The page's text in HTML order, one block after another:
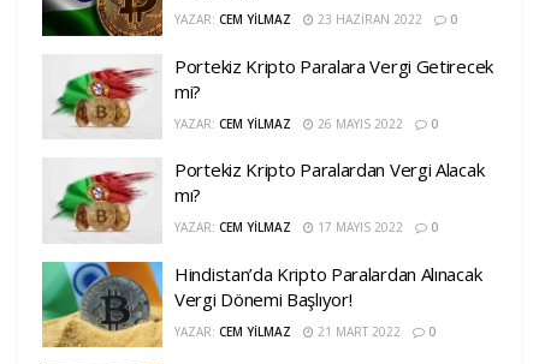
YAZAR: CEM YILMAZ 23 HAZIRAN 2022 0
Portekiz Kripto Paralara Vergi Getirecek
mi?
YAZAR: CEM YILMAZ 26 MAYIS 2022 0
Portekiz Kripto Paralardan Vergi Alacak
mı?
YAZAR: CEM YILMAZ 17 MAYIS 2022 0
Hindistan’da Kripto Paralardan Alınacak
Vergi Dönemi Başlıyor!
YAZAR: CEM YILMAZ 21 MART 2022 0